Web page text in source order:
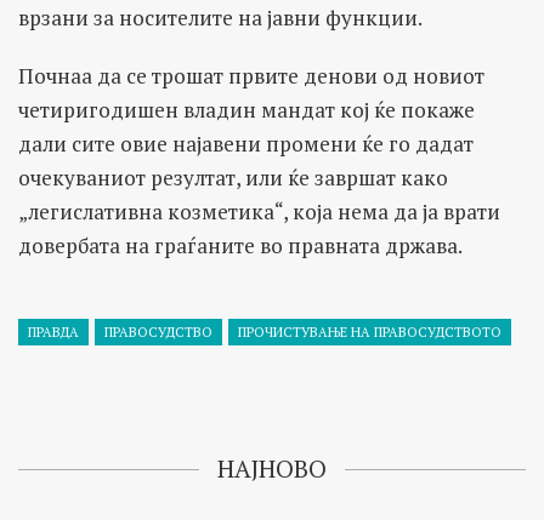
врзани за носителите на јавни функции.
Почнаа да се трошат првите денови од новиот
четиригодишен владин мандат кој ќе покаже
дали сите овие најавени промени ќе го дадат
очекуваниот резултат, или ќе завршат како
„легислативна козметика“, која нема да ја врати
довербата на граѓаните во правната држава.
ПРАВДА ПРАВОСУДСТВО ПРОЧИСТУВАЊЕ НА ПРАВОСУДСТВОТО
НАЈНОВО